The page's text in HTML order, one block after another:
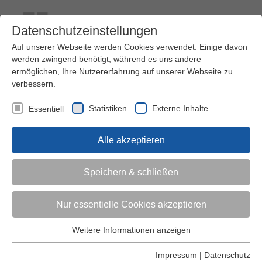
Kontakt Ihre Meinung ist uns wichtig!
Kinder (0-6)
Grundschulkinder
Jugendliche
Datenschutzeinstellungen
Auf unserer Webseite werden Cookies verwendet. Einige davon
werden zwingend benötigt, während es uns andere
ermöglichen, Ihre Nutzererfahrung auf unserer Webseite zu
verbessern.
Essentiell Statistiken Externe Inhalte
Alle akzeptieren
Speichern & schließen
Nur essentielle Cookies akzeptieren
Essentielle Cookies werden für grundlegende Funktionen der
Weitere Informationen anzeigen
Impressum | Datenschutz